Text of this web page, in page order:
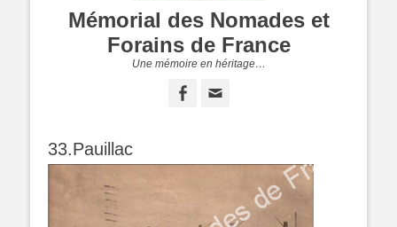
Mémorial des Nomades et
Forains de France
Une mémoire en héritage…
Facebook
33.Pauillac